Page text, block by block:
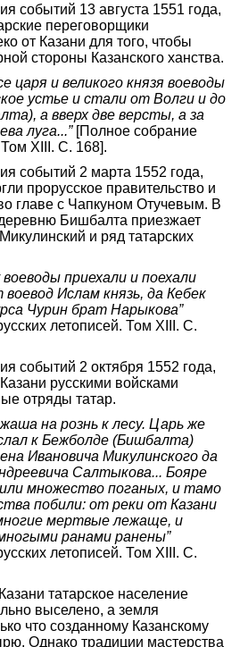
событий 13 августа 1551 года,
переговорщики
от Казани для того, чтобы
стороны Казанского ханства.
царя и великого князя воеводы
устье и стали от Волги и до
а вверх две версты, а за
луга...”[Полное собрание
XIII. C. 168].
событий 2 марта 1552 года,
прорусское правительство и
главе с Чапкуном Отучевым. В
Бишбалта приезжает
и ряд татарских
приехали и поехали
Ислам князь, да Кебек
Чурин брат Нарыкова”
летописей. Том XIII. C.
событий 2 октября 1552 года,
русскими войсками
отряды татар.
на рознь к лесу. Царь же
к Бежболде (Бишбалта)
Ивановича Микулинского да
Салтыкова... Бояре
множество поганых, и тамо
побили: от реки от Казани
мертвые лежаще, и
ранами ранены”
летописей. Том XIII. C.
татарское население
выселено, а земля
что созданному Казанскому
Однако традиции мастерства